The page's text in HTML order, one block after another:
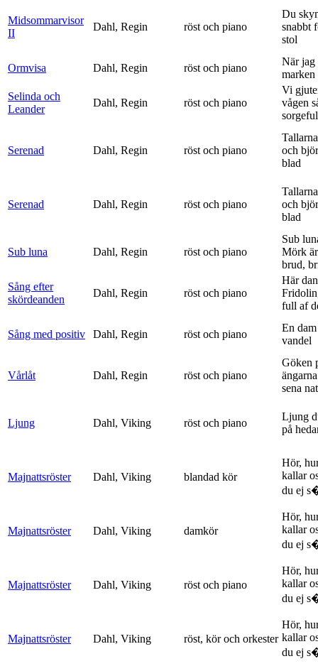
Midsommarvisor
II
Dahl, Regin röst och piano
Du
snabbt
stol
Ormvisa Dahl, Regin röst och piano
När jag
marken
Selinda och
Leander
Dahl, Regin röst och piano
Vi
vågen
Serenad Dahl, Regin röst och piano
och
blad
Serenad Dahl, Regin röst och piano
och
blad
Sub luna Dahl, Regin röst och piano
Sub
Mörk
brud,
Sång efter
skördeanden
Dahl, Regin röst och piano
Här
full af
Sång med positiv Dahl, Regin röst och piano
En
vandel
Vårlåt Dahl, Regin röst och piano
Göken
sena
Ljung Dahl, Viking röst och piano
Ljung
på
Majnattsröster Dahl, Viking blandad kör
Hör,
kallar
du ej
Majnattsröster Dahl, Viking damkör
Hör,
kallar
du ej
Majnattsröster Dahl, Viking röst och piano
Hör,
kallar
du ej
Majnattsröster Dahl, Viking röst, kör och orkester
Hör,
kallar
du ej